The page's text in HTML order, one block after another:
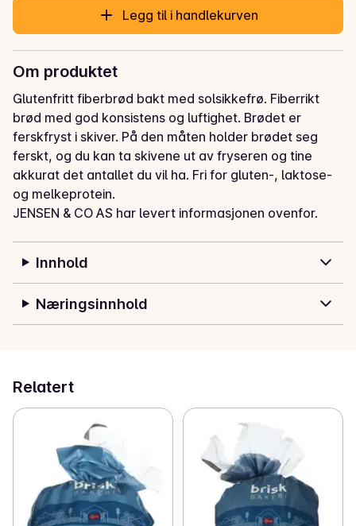
Legg til i handlekurven
Om produktet
Glutenfritt fiberbrød bakt med solsikkefrø. Fiberrikt
brød med god konsistens og luftighet. Brødet er
ferskfryst i skiver. På den måten holder brødet seg
ferskt, og du kan ta skivene ut av fryseren og tine
akkurat det antallet du vil ha. Fri for gluten-, laktose-
og melkeprotein.
JENSEN & CO AS har levert informasjonen ovenfor.
Innhold
Næringsinnhold
Relatert